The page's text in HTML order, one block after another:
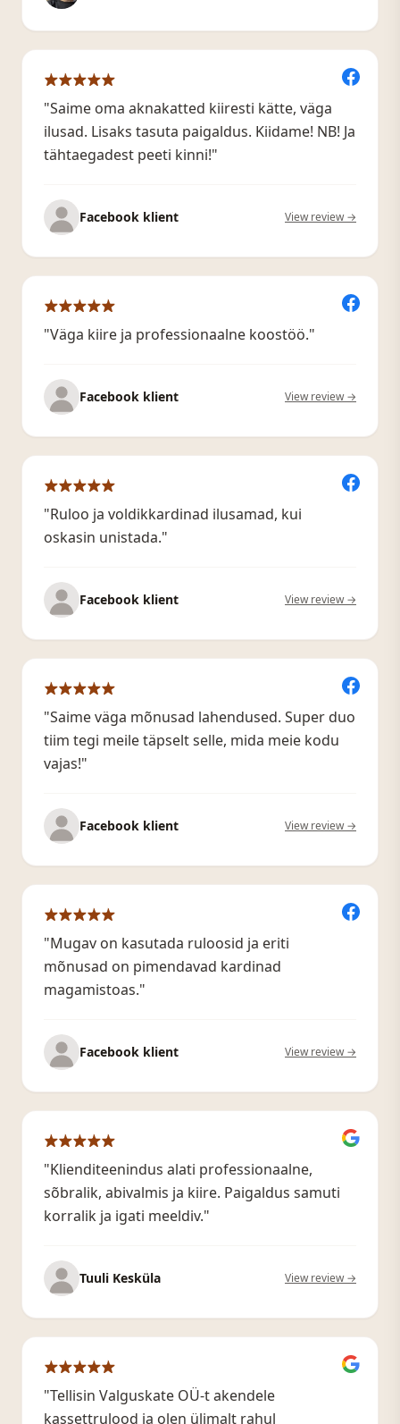
"Saime oma aknakatted kiiresti kätte, väga
ilusad. Lisaks tasuta paigaldus. Kiidame! NB! Ja
tähtaegadest peeti kinni!"
Facebook klient View review →
"Väga kiire ja professionaalne koostöö."
Facebook klient View review →
"Ruloo ja voldikkardinad ilusamad, kui
oskasin unistada."
Facebook klient View review →
"Saime väga mõnusad lahendused. Super duo
tiim tegi meile täpselt selle, mida meie kodu
vajas!"
Facebook klient View review →
"Mugav on kasutada ruloosid ja eriti
mõnusad on pimendavad kardinad
magamistoas."
Facebook klient View review →
"Klienditeenindus alati professionaalne,
sõbralik, abivalmis ja kiire. Paigaldus samuti
korralik ja igati meeldiv."
Tuuli Kesküla View review →
"Tellisin Valguskate OÜ-t akendele
kassettrulood ja olen ülimalt rahul